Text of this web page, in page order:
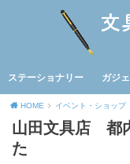
ステーショナリー ガジ
HOME イベント・ショップ
山田文具店 都
た